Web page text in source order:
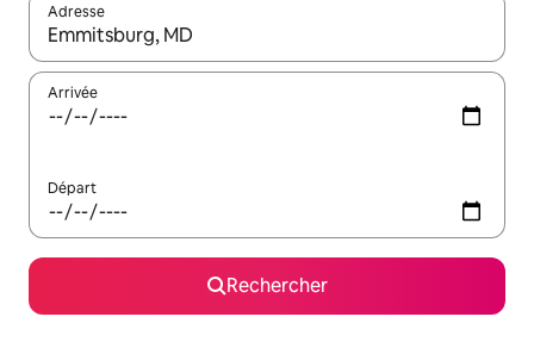
Adresse
Lorsque les résultats s'affichent, utilisez les flèches vers le
Arrivée
Départ
Rechercher